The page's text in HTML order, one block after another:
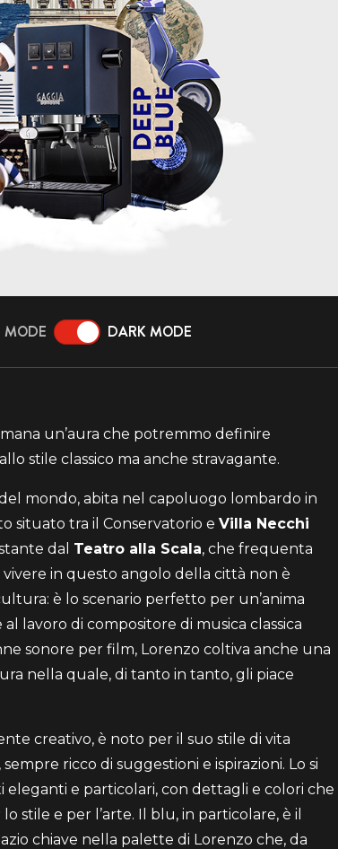
MODE DARK MODE
un’aura che potremmo definire
stile classico ma anche stravagante.
mondo, abita nel capoluogo lombardo in
situato tra il Conservatorio e Villa Necchi
dal Teatro alla Scala, che frequenta
in questo angolo della città non è
è lo scenario perfetto per un’anima
lavoro di compositore di musica classica
sonore per film, Lorenzo coltiva anche una
nella quale, di tanto in tanto, gli piace
creativo, è noto per il suo stile di vita
ricco di suggestioni e ispirazioni. Lo si
eleganti e particolari, con dettagli e colori che
stile e per l’arte. Il blu, in particolare, è il
chiave nella palette di Lorenzo che, da